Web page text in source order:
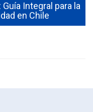
Integral para la
en Chile